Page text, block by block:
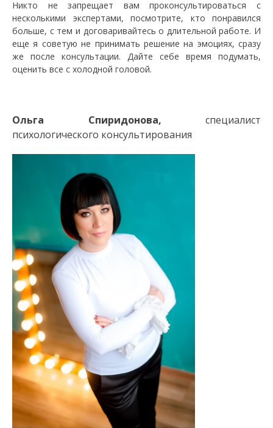
Никто не запрещает вам проконсультироваться с
несколькими экспертами, посмотрите, кто понравился
больше, с тем и договаривайтесь о длительной работе. И
еще я советую не принимать решение на эмоциях, сразу
же после консультации. Дайте себе время подумать,
оценить все с холодной головой.
Ольга Спиридонова, специалист
психологического консультирования